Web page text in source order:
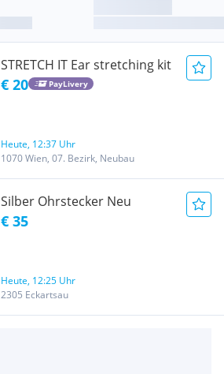
STRETCH IT Ear stretching kit
€ 20 PayLivery
Heute, 12:37 Uhr
1070 Wien, 07. Bezirk, Neubau
Silber Ohrstecker Neu
€ 35
Heute, 12:25 Uhr
2305 Eckartsau